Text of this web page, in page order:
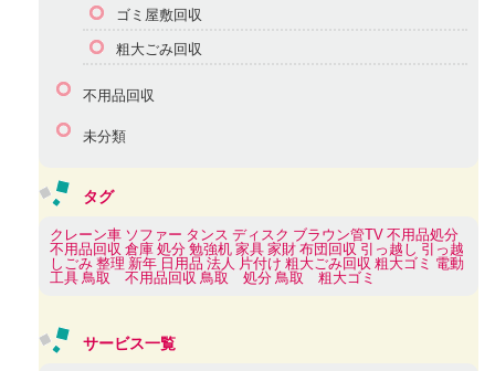
ゴミ屋敷回収
粗大ごみ回収
不用品回収
未分類
タグ
クレーン車 ソファー タンス ディスク ブラウン管TV 不用品処分
不用品回収 倉庫 処分 勉強机 家具 家財 布団回収 引っ越し 引っ越
しごみ 整理 新年 日用品 法人 片付け 粗大ごみ回収 粗大ゴミ 電動
工具 鳥取 不用品回収 鳥取 処分 鳥取 粗大ゴミ
サービス一覧